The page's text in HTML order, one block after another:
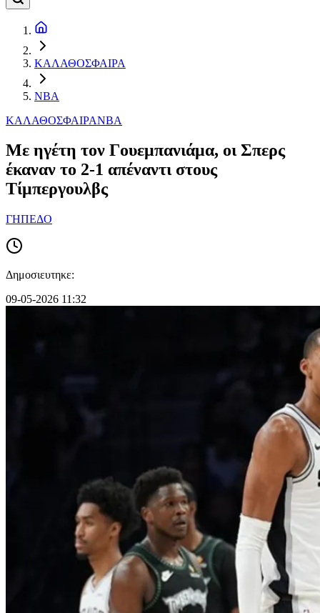
ΚΑΛΑΘΟΣΦΑΙΡΑ
NBA
ΚΑΛΑΘΟΣΦΑΙΡΑNBA
Με ηγέτη τον Γουεμπανιάμα, οι Σπερς
έκαναν το 2-1 απέναντι στους
Τίμπεργουλβς
ΓΗΠΕΔΟ
Δημοσιευτηκε:
09-05-2026 11:32